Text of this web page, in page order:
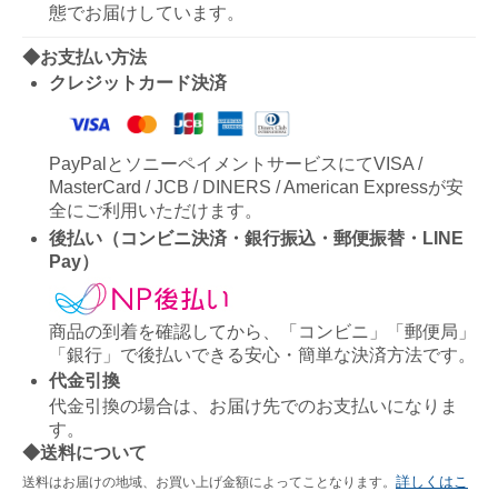
態でお届けしています。
◆お支払い方法
クレジットカード決済
PayPalとソニーペイメントサービスにてVISA /
MasterCard / JCB / DINERS / American Expressが安
全にご利用いただけます。
後払い（コンビニ決済・銀行振込・郵便振替・LINE
Pay）
商品の到着を確認してから、「コンビニ」「郵便局」
「銀行」で後払いできる安心・簡単な決済方法です。
代金引換
代金引換の場合は、お届け先でのお支払いになりま
す。
◆送料について
送料はお届けの地域、お買い上げ金額によってことなります。 詳しくはこ